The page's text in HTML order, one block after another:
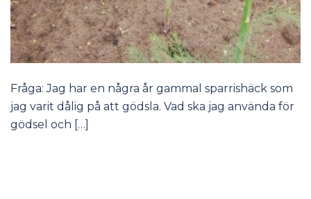
Fråga: Jag har en några år gammal sparrishäck som
jag varit dålig på att gödsla. Vad ska jag använda för
gödsel och […]